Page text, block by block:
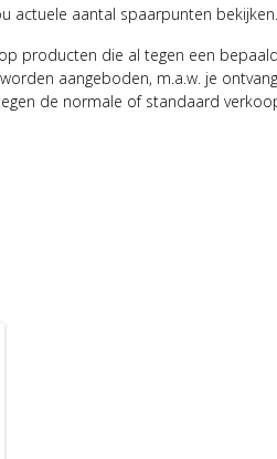
actuele aantal spaarpunten bekijken.
producten die al tegen een
aangeboden, m.a.w. je
de normale of standaard